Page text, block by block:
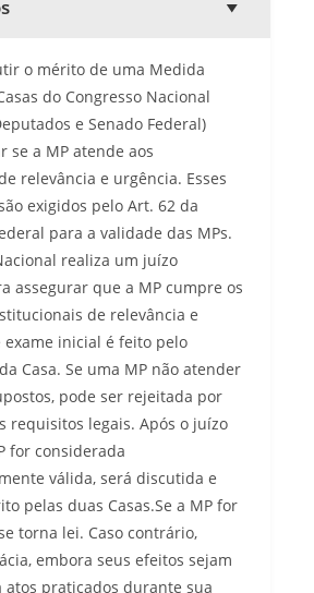
o mérito de uma Medida
do Congresso Nacional
e Senado Federal)
se a MP atende aos
relevância e urgência. Esses
exigidos pelo Art. 62 da
para a validade das MPs.
realiza um juízo
assegurar que a MP cumpre os
de relevância e
exame inicial é feito pelo
Casa. Se uma MP não atender
pode ser rejeitada por
requisitos legais. Após o juízo
for considerada
válida, será discutida e
pelas duas Casas.Se a MP for
torna lei. Caso contrário,
embora seus efeitos sejam
atos praticados durante sua